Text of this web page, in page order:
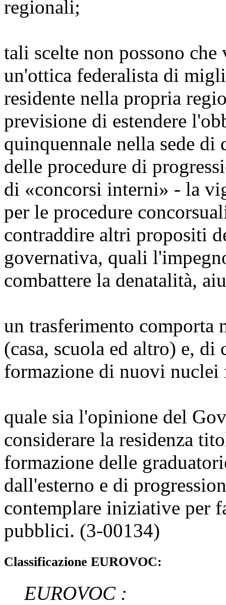
regionali;
tali scelte non possono
un'ottica federalista di
residente nella propria
previsione di estendere
quinquennale nella sede
delle procedure di
di «concorsi interni» - la
per le procedure
contraddire altri propositi
governativa, quali
combattere la denatalità,
un trasferimento
(casa, scuola ed altro) e,
formazione di nuovi
quale sia l'opinione del
considerare la residenza
formazione delle
dall'esterno e di
contemplare iniziative per
pubblici. (3-00134)
Classificazione EUROVOC:
EUROVOC :